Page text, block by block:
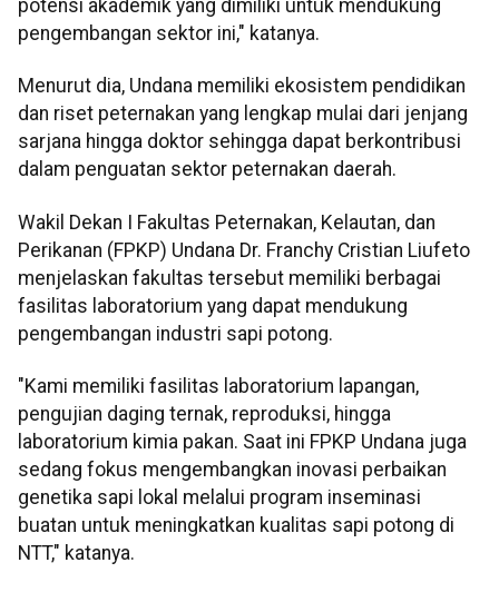
potensi akademik yang dimiliki untuk mendukung
pengembangan sektor ini," katanya.
Menurut dia, Undana memiliki ekosistem pendidikan
dan riset peternakan yang lengkap mulai dari jenjang
sarjana hingga doktor sehingga dapat berkontribusi
dalam penguatan sektor peternakan daerah.
Wakil Dekan I Fakultas Peternakan, Kelautan, dan
Perikanan (FPKP) Undana Dr. Franchy Cristian Liufeto
menjelaskan fakultas tersebut memiliki berbagai
fasilitas laboratorium yang dapat mendukung
pengembangan industri sapi potong.
"Kami memiliki fasilitas laboratorium lapangan,
pengujian daging ternak, reproduksi, hingga
laboratorium kimia pakan. Saat ini FPKP Undana juga
sedang fokus mengembangkan inovasi perbaikan
genetika sapi lokal melalui program inseminasi
buatan untuk meningkatkan kualitas sapi potong di
NTT," katanya.